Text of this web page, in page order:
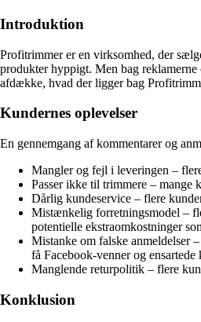
Introduktion
Profitrimmer er en virksomhed, der
produkter hyppigt. Men bag
afdække, hvad der ligger bag
Kundernes oplevelser
En gennemgang af kommentarer og
Mangler og fejl i leveringen –
Passer ikke til trimmere – mange
Dårlig kundeservice – flere
Mistænkelig forretningsmodel –
potentielle ekstraomkostninger
Mistanke om falske anmeldelser
få Facebook-venner og ensartede
Manglende returpolitik – flere
Konklusion